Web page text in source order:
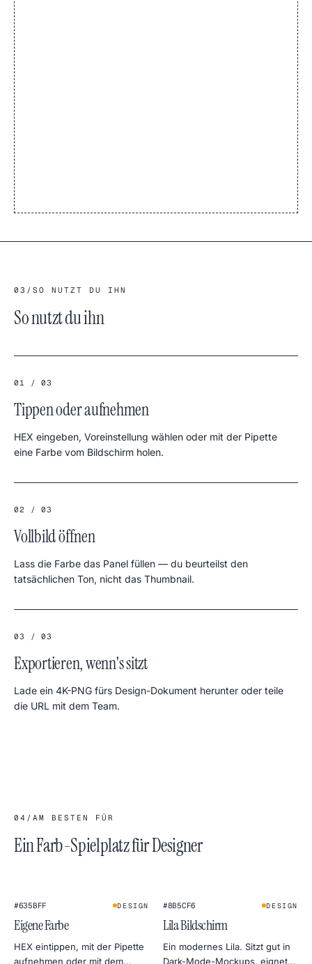
03 / SO NUTZT DU IHN
So nutzt du ihn
01 / 03
Tippen oder aufnehmen
HEX eingeben, Voreinstellung wählen oder mit der Pipette
eine Farbe vom Bildschirm holen.
02 / 03
Vollbild öffnen
Lass die Farbe das Panel füllen — du beurteilst den
tatsächlichen Ton, nicht das Thumbnail.
03 / 03
Exportieren, wenn's sitzt
Lade ein 4K-PNG fürs Design-Dokument herunter oder teile
die URL mit dem Team.
04 / AM BESTEN FÜR
Ein Farb-Spielplatz für Designer
★
#635BFF DESIGN
Eigene Farbe
HEX eintippen, mit der Pipette
aufnehmen oder mit dem
#8B5CF6 DESIGN
Lila Bildschirm
Ein modernes Lila. Sitzt gut in
Dark-Mode-Mockups, eignet